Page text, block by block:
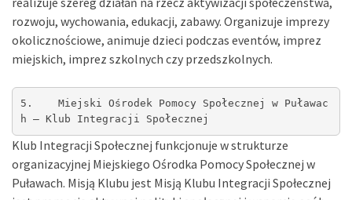
rozwoju, wychowania, edukacji, zabawy. Organizuje imprezy
okolicznościowe, animuje dzieci podczas eventów, imprez
miejskich, imprez szkolnych czy przedszkolnych.
5.    Miejski Ośrodek Pomocy Społecznej w Puławac
h – Klub Integracji Społecznej
Klub Integracji Społecznej funkcjonuje w strukturze
organizacyjnej Miejskiego Ośrodka Pomocy Społecznej w
Puławach. Misją Klubu jest Misją Klubu Integracji Społecznej